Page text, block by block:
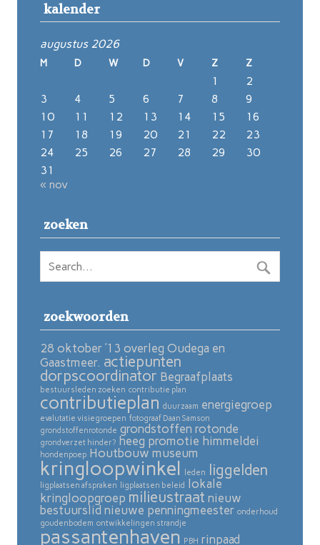
kalender
augustus 2026
M D W D V Z Z
1
2
3
4 5 6 7 8
9
10
11 12 13 14 15
16
17
18 19 20 21 22
23
24
25 26 27 28 29
30
31
« nov
zoeken
zoekwoorden
28 oktober ’13 overleg Oudega en
Gaastmeer. actiepunten
dorpscoordinator Begraafplaats
bestuursleden zoeken contributie plan
contributieplan duurzaam energiegroep
evalutatie visiegroepen fotograaf Daan Samson
grondstoffenrotonde grondstoffen rotonde
grondverzet hinder? heeg promotie himmeldei
hondenpoep Houtbouw museum
kringloopwinkel leden liggelden
ligplaatsen afspraken ligplaatsen beleid
lokale
kringloopgroep milieustraat nieuw
bestuurslid nieuwe penningmeester onderhoud
goudenbodem ontwikkelingen strandje
passantenhaven PBH rinpaad